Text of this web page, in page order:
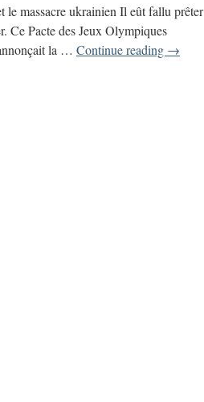
le massacre ukrainien Il eût fallu prêter
Ce Pacte des Jeux Olympiques
la … Continue reading →